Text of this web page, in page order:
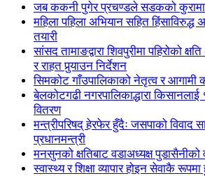
जब ककनी पुगेर प्रचण्डले सडकको कुरामा
महिला पहिला अभियान सहित हिंसाविरुद्ध
तयारी
सांसद तामाङद्वारा शिवपुरीमा पहिरोको
र राहत पुर्‍याउन निर्देशन
सिमकोट गाँउपालिकाको नेतृत्व र आगामी
बेलकोटगढी नगरपालिकाद्धारा
वितरण
मन्त्रीपरिषद् हेरफेर हुँदैः जसपाको विवाद
प्रधानमन्त्री
मनसुनको क्षतिबाट वडाअध्यक्ष पुडासैनीको
स्वास्थ्य र शिक्षा व्यापार होइन सेवाकै